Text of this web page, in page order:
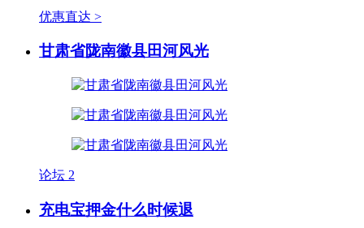
优惠直达 >
甘肃省陇南徽县田河风光
论坛 2
充电宝押金什么时候退